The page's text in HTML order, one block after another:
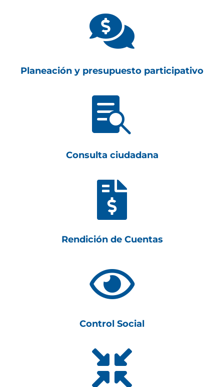

Planeación y presupuesto participativo

Consulta ciudadana

Rendición de Cuentas

Control Social
